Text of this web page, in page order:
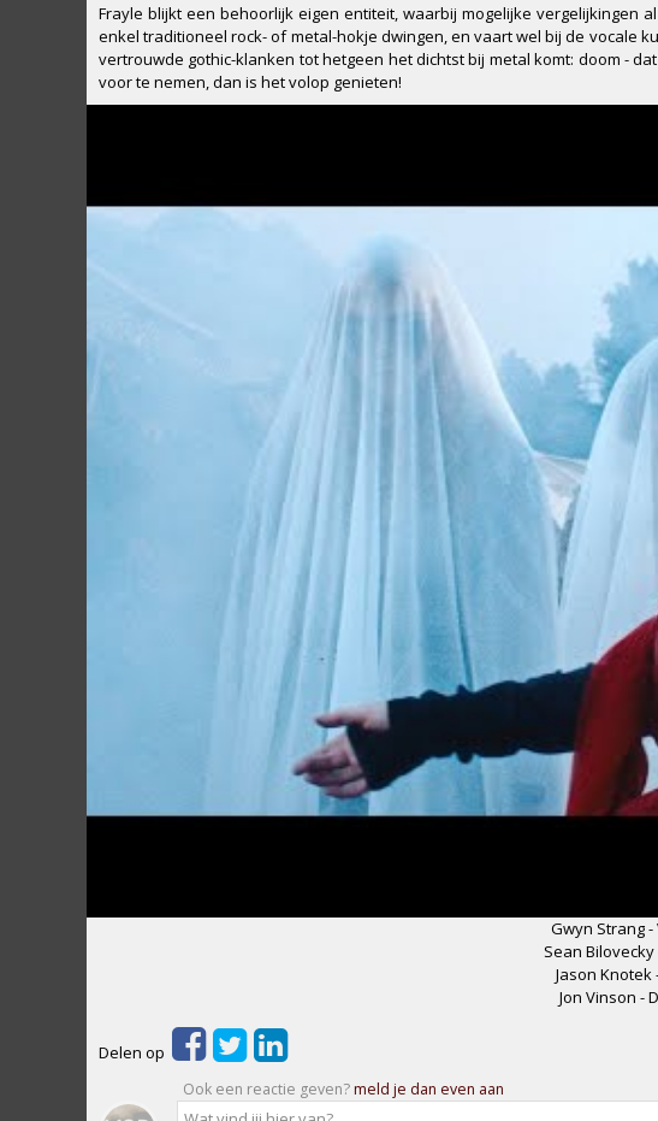
Frayle blijkt een behoorlijk eigen entiteit, waarbij mogelijke vergelijkingen
enkel traditioneel rock- of metal-hokje dwingen, en vaart wel bij de vocale
vertrouwde gothic-klanken tot hetgeen het dichtst bij metal komt: doom -
voor te nemen, dan is het volop genieten!
Gwyn Strang -
Sean
Jason Knotek
Jon Vinson -
Delen op
Ook een reactie geven?meld je dan even aan